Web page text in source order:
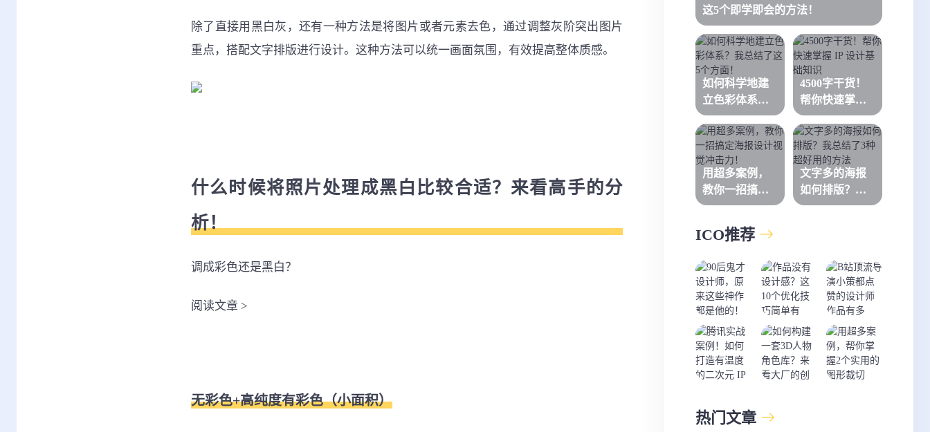
除了直接用黑白灰，还有一种方法是将图片或者元素去色，通过调整灰阶突出图片
重点，搭配文字排版进行设计。这种方法可以统一画面氛围，有效提高整体质感。
什么时候将照片处理成黑白比较合适？来看高手的分
析！
调成彩色还是黑白？
阅读文章 >
无彩色+高纯度有彩色（小面积）
这5个即学即会的方法！
如何科学地建
立色彩体系？
我总结了这5个
方面！
4500字干货！
帮你快速掌握
IP 设计基础知
识
用超多案例，
教你一招搞定
海报设计视觉
文字多的海报
如何排版？我
总结了3种超好
ICO推荐
热门文章